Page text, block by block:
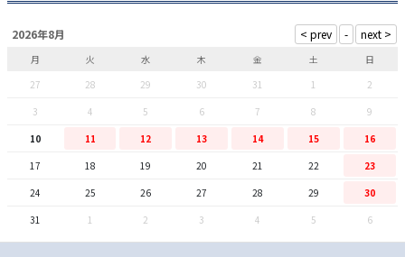
2026年8月
月 火 水 木 金 土
日
27
28 29 30 31 1
2
3
4 5 6 7 8
9
10
11 12 13 14 15
16
17
18 19 20 21 22
23
24
25 26 27 28 29
30
31
1 2 3 4 5 6